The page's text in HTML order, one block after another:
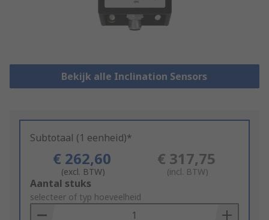
Bekijk alle Inclination Sensors
Subtotaal (1 eenheid)*
€ 262,60
(excl. BTW)
€ 317,75
(incl. BTW)
Add
to
Basket
Aantal stuks
selecteer of typ hoeveelheid